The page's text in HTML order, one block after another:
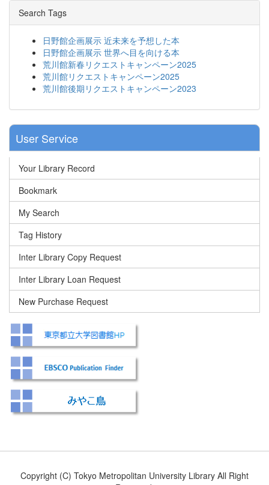
Search Tags
日野館企画展示 近未来を予想した本
日野館企画展示 世界へ目を向ける本
荒川館新春リクエストキャンペーン2025
荒川館リクエストキャンペーン2025
荒川館後期リクエストキャンペーン2023
User Service
Your Library Record
Bookmark
My Search
Tag History
Inter Library Copy Request
Inter Library Loan Request
New Purchase Request
Copyright (C) Tokyo Metropolitan University Library All Right